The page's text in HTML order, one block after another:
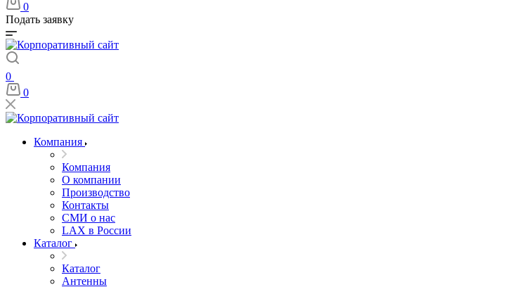
0
Подать заявку
0
0
Компания
Компания
О компании
Производство
Контакты
СМИ о нас
LAX в России
Каталог
Каталог
Антенны